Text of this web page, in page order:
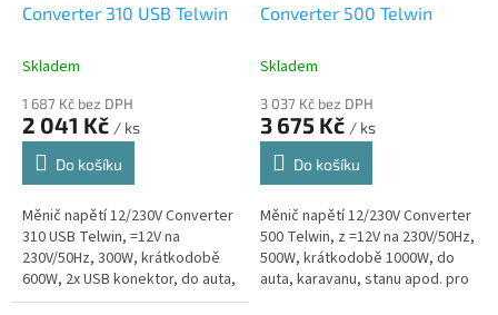
Converter 310 USB Telwin
Skladem
1 687 Kč bez DPH
2 041 Kč / ks
Do košíku
Měnič napětí 12/230V Converter
310 USB Telwin, =12V na
230V/50Hz, 300W, krátkodobě
600W, 2x USB konektor, do auta,
karavanu, stanu apod. pro
Converter 500 Telwin
Skladem
3 037 Kč bez DPH
3 675 Kč / ks
Do košíku
Měnič napětí 12/230V Converter
500 Telwin, z =12V na 230V/50Hz,
500W, krátkodobě 1000W, do
auta, karavanu, stanu apod. pro